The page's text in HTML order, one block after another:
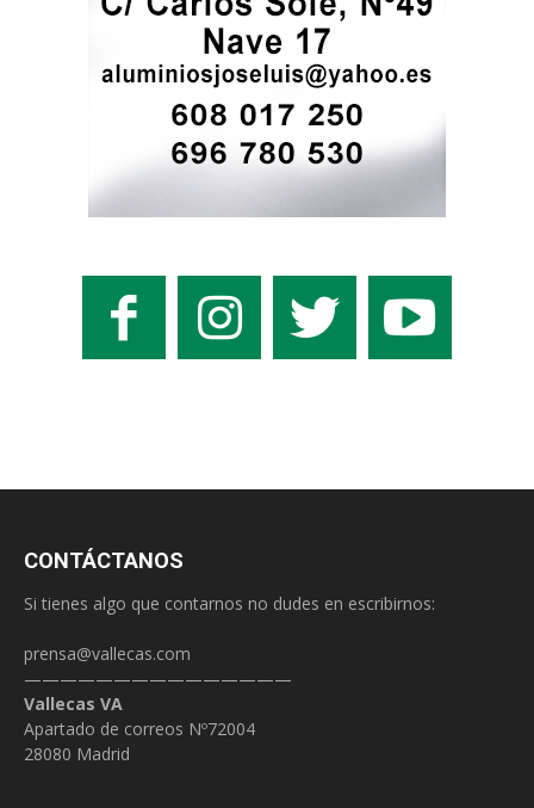
CONTÁCTANOS
Si tienes algo que contarnos no dudes en escribirnos:
prensa@vallecas.com
———————————————
Vallecas VA
Apartado de correos Nº72004
28080 Madrid